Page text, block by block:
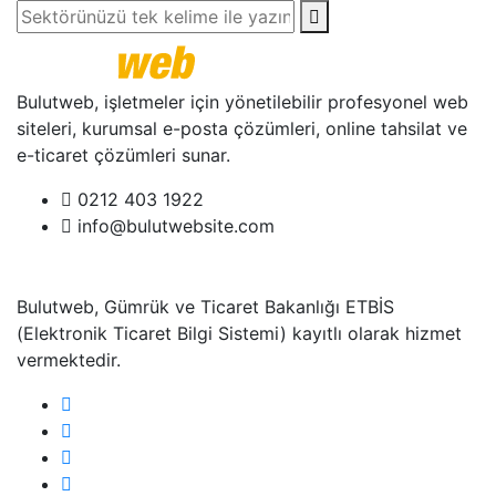
Bulutweb, işletmeler için yönetilebilir profesyonel web
siteleri, kurumsal e-posta çözümleri, online tahsilat ve
e-ticaret çözümleri sunar.
0212 403 1922
info@bulutwebsite.com
Bulutweb, Gümrük ve Ticaret Bakanlığı ETBİS
(Elektronik Ticaret Bilgi Sistemi) kayıtlı olarak hizmet
vermektedir.